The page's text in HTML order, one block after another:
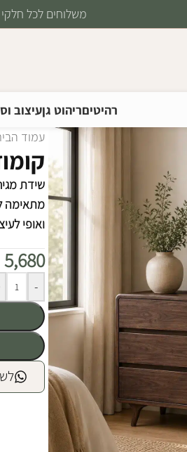
משלוחים לכל חלקי
רהיטיםריהוט גןעיצוב
עמוד
שידת
מתאימה
ואופי
5,680
-